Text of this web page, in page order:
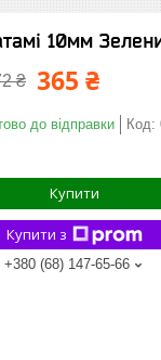
10мм
₴ 365 ₴
до відправки Код:
Купити
Купити з
+380 (68) 147-65-66